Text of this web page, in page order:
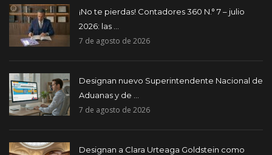
¡No te pierdas! Contadores 360 N.° 7 – julio
2026: las ...
7 de agosto de 2026
Designan nuevo Superintendente Nacional de
Aduanas y de ...
7 de agosto de 2026
Designan a Clara Urteaga Goldstein como